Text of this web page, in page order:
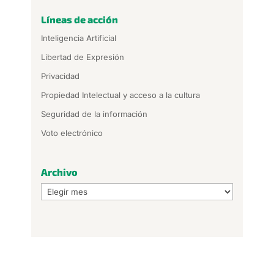
Líneas de acción
Inteligencia Artificial
Libertad de Expresión
Privacidad
Propiedad Intelectual y acceso a la cultura
Seguridad de la información
Voto electrónico
Archivo
Archivo